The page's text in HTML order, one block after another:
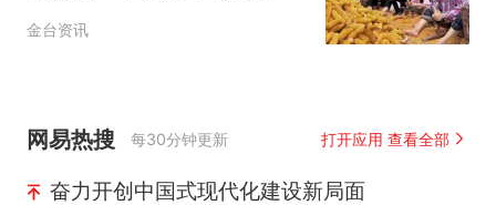
妙镇风险防控落细落实
金台资讯
网易热搜 每30分钟更新 打开应用 查看全部
奋力开创中国式现代化建设新局面